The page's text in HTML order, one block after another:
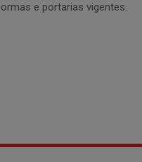
e portarias vigentes.